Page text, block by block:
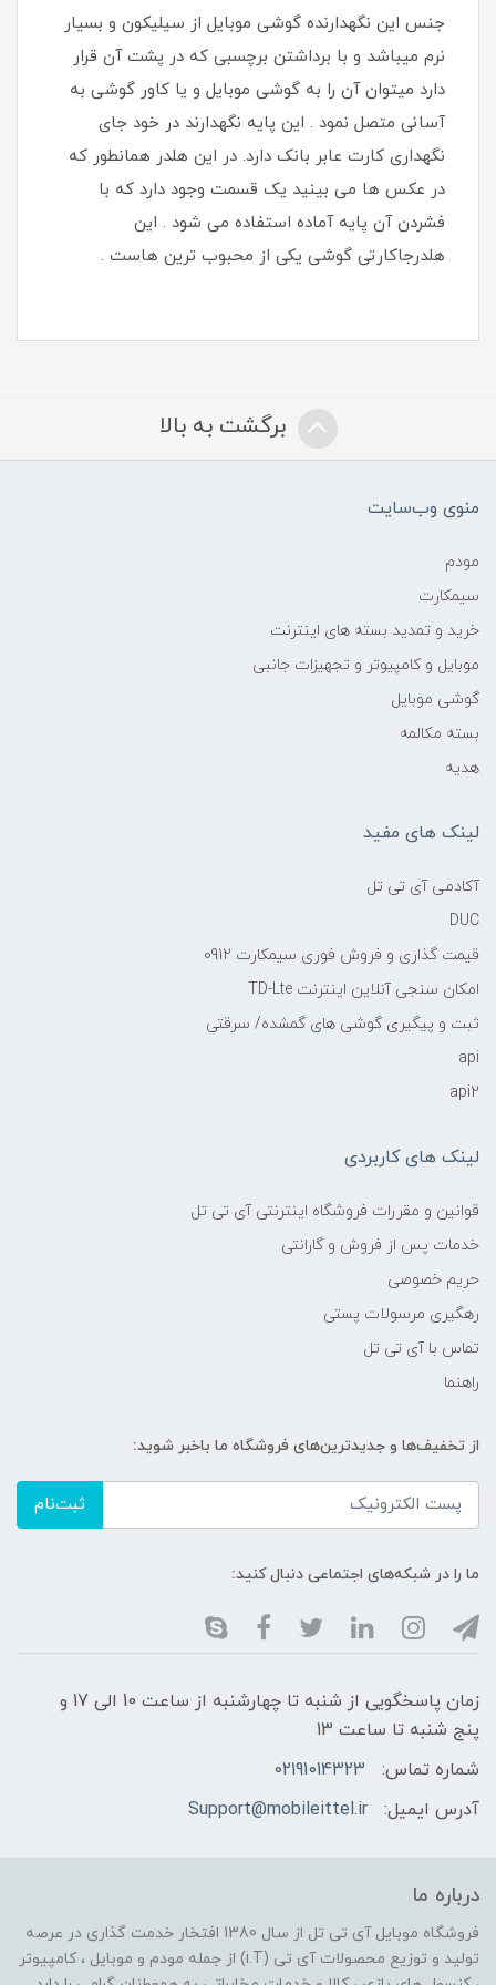
جنس این نگهدارنده گوشی موبایل از سیلیکون و بسیار
نرم میباشد و با برداشتن برچسبی که در پشت آن قرار
دارد میتوان آن را به گوشی موبایل و یا کاور گوشی به
آسانی متصل نمود . این پایه نگهدارند در خود جای
نگهداری کارت عابر بانک دارد. در این هلدر همانطور که
در عکس ها می بینید یک قسمت وجود دارد که با
فشردن آن پایه آماده استفاده می شود . این
هلدرجاکارتی گوشی یکی از محبوب ترین هاست .
برگشت به بالا
منوی وب‌سایت
مودم
سیمکارت
خرید و تمدید بسته های اینترنت
موبایل و کامپیوتر و تجهیزات جانبی
گوشی موبایل
بسته مکالمه
هدیه
لینک های مفید
آکادمی آی تی تل
DUC
قیمت گذاری و فروش فوری سیمکارت 0912
امکان سنجی آنلاین اینترنت TD-Lte
ثبت و پیگیری گوشی های گمشده/ سرقتی
api
api2
لینک های کاربردی
قوانین و مقررات فروشگاه اینترنتی آی تی تل
خدمات پس از فروش و گارانتی
حریم خصوصی
رهگیری مرسولات پستی
تماس با آی تی تل
راهنما
از تخفیف‌ها و جدیدترین‌های فروشگاه ما باخبر شوید:
ثبت‌نام
ما را در شبکه‌های اجتماعی دنبال کنید:
زمان پاسخگویی از شنبه تا چهارشنبه از ساعت 10 الی 17 و
پنج شنبه تا ساعت 13
شماره تماس:
02191014323
آدرس ایمیل:
Support@mobileittel.ir
درباره ما
فروشگاه موبایل آی تی تل از سال 1380 افتخار خدمت گذاری در عرصه
تولید و توزیع محصولات آی تی (i.T) از جمله مودم و موبایل ، کامپیوتر